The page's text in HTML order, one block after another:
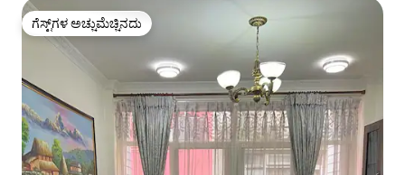
ಗೆಸ್ಟ್‌ಗಳ ಅಚ್ಚುಮೆಚ್ಚಿನದು
ಗೆಸ್ಟ್‌ಗಳ ಅಚ್ಚುಮೆಚ್ಚಿನದು